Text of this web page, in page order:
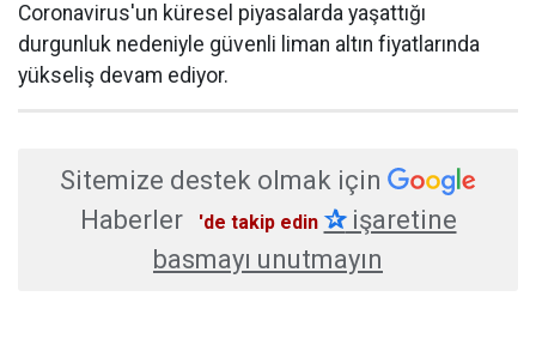
Coronavirus'un küresel piyasalarda yaşattığı
durgunluk nedeniyle güvenli liman altın fiyatlarında
yükseliş devam ediyor.
Sitemize destek olmak için
Haberler
'de takip edin ✰işaretine
basmayı unutmayın